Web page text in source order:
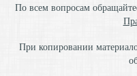
По всем вопросам
При копировании